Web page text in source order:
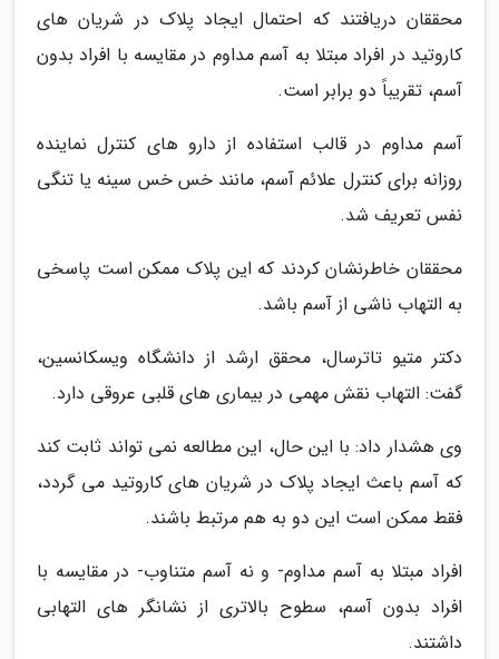
محققان دریافتند که احتمال ایجاد پلاک در شریان های
کاروتید در افراد مبتلا به آسم مداوم در مقایسه با افراد بدون
آسم، تقریباً دو برابر است.
آسم مداوم در قالب استفاده از دارو های کنترل نماینده
روزانه برای کنترل علائم آسم، مانند خس خس سینه یا تنگی
نفس تعریف شد.
محققان خاطرنشان کردند که این پلاک ممکن است پاسخی
به التهاب ناشی از آسم باشد.
دکتر متیو تاترسال، محقق ارشد از دانشگاه ویسکانسین،
گفت: التهاب نقش مهمی در بیماری های قلبی عروقی دارد.
وی هشدار داد: با این حال، این مطالعه نمی تواند ثابت کند
که آسم باعث ایجاد پلاک در شریان های کاروتید می گردد،
فقط ممکن است این دو به هم مرتبط باشند.
افراد مبتلا به آسم مداوم- و نه آسم متناوب- در مقایسه با
افراد بدون آسم، سطوح بالاتری از نشانگر های التهابی
داشتند.